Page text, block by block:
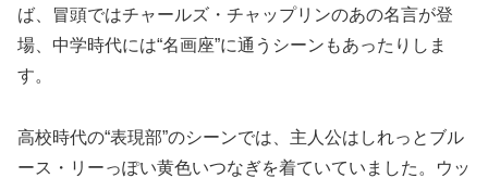
ば、冒頭ではチャールズ・チャップリンのあの名言が登
場、中学時代には“名画座”に通うシーンもあったりしま
す。
高校時代の“表現部”のシーンでは、主人公はしれっとブル
ース・リーっぽい黄色いつなぎを着ていていました。ウッ